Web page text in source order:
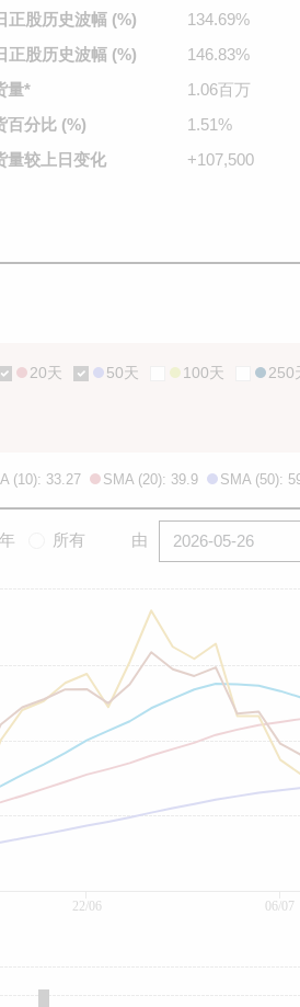
正股历史波幅 (%)
134.69%
正股历史波幅 (%)
146.83%
量*
1.06百万
百分比 (%)
1.51%
量较 上日变化 +107,500
20天 50天 100天 250
(10): 33.27 SMA (20): 39.9 SMA (50):
所有 由
22/06 06/07